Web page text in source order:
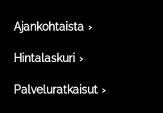
Ajankohtaista
Hintalaskuri
Palveluratkaisut